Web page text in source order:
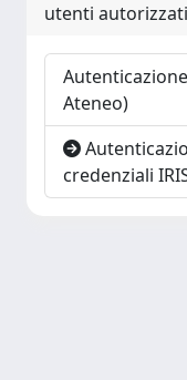
utenti
Ateneo)
credenziali